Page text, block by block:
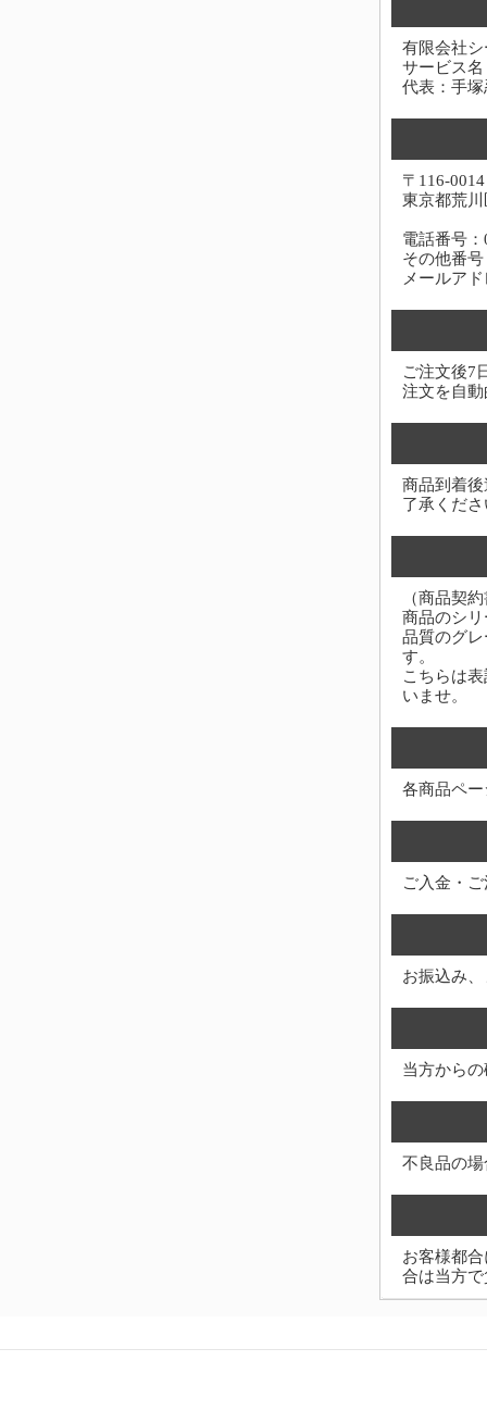
有限会社シ
サービス
代表：手塚
〒116-0014
東京都荒
電話番号
その他番
メールア
ご注文後7
注文を自
商品到着
了承くだ
（商品契
商品のシ
品質のグ
す。
こちらは
いませ。
各商品ペ
ご入金・
お振込み
当方から
不良品の
お客様都
合は当方